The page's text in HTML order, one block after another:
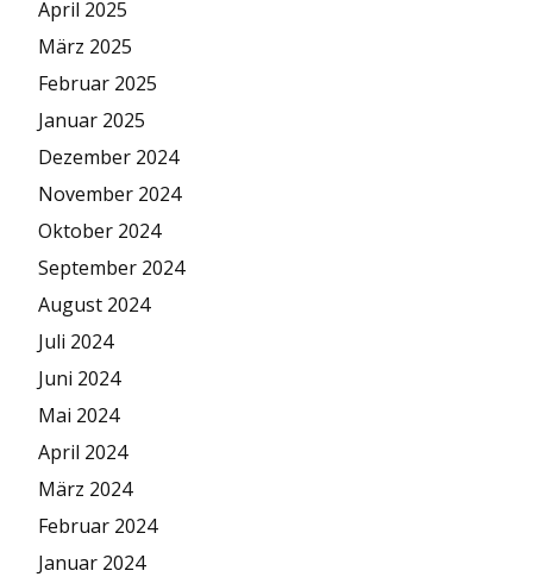
April 2025
März 2025
Februar 2025
Januar 2025
Dezember 2024
November 2024
Oktober 2024
September 2024
August 2024
Juli 2024
Juni 2024
Mai 2024
April 2024
März 2024
Februar 2024
Januar 2024